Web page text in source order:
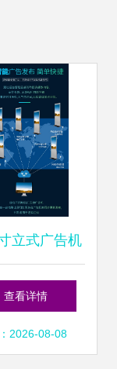
立式广告机
络版 单机分
程发布的智
查看详情
2026-08-08